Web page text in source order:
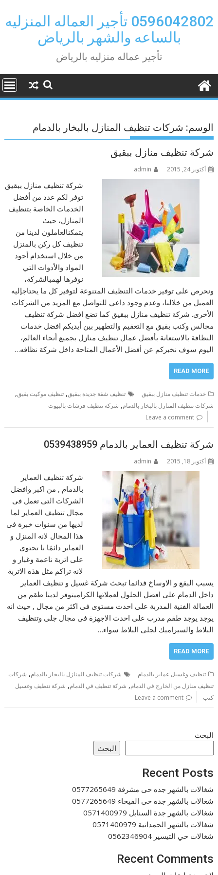
to
content
0596042802 تأجير العماله المنزليه
بالساعه والشهر بالرياض
تأجير عماله منزليه بالرياض
الوسم: شركات تنظيف المنازل بالبخار بالدمام
شركة تنظيف منازل ببقيق
أكتوبر 24, 2015 admin
شركة تنظيف منازل ببقيق
توفر لكم عدد من أفضل
الخدمات الخاصة بتنظيف
المنازل، حيث
يتمكنالعاملون لدينا من
تنظيف كل ركن بالمنزل
من خلال استخدام أجود
المواد والأدوات التي
نوفرها لهمبالشركة،
ونحرص على توفير خدمات التنظيف المتنوعة لتوفير كل ما يحتاجإليه
العميل من خلالنا، وعدم وجود داعي للتواصل مع المزيد من الشركات
الأخرى. شركة تنظيف منازل ببقيق كما تضع افضل شركة تنظيف
مجالس وكنب بقيق مع التعقيم والتطهير بين أيديكم افضل خدمات
النظافة بالاستعانة بأفضل عمال تنظيف منازل بجميع أنحاء العالم،
اليوم سوف نخبركم عن أفضل الأعمال المتاحة داخل شركة نظافه…
READ MORE
خدمات تنظيف منازل ببقيق تنظيف شقة جديدة ببقيق,تنظيف موكيت بقيق,
شركات تنظيف المنازل بالبخار بالدمام, شركة تنظيف فرشات بالبيوت
Leave a comment
شركة تنظيف العماير بالدمام 0539438959
أكتوبر 18, 2015 admin
شركة تنظيف العماير
بالدمام , من اكبر وافضل
الشركات التى تعمل فى
مجال تنظيف العماير لما
لديها من سنوات خبرة فى
هذا المجال لانه المنزل و
العماير دائمًا نا تحتوي
على اتربة ناعمة وغبار و
لانه تراكم مثل هذة الاتربة
يسبب البقع و الاوساخ فدائما تبحث شركة غسيل و تنظيف العماير
داخل الدمام على افضل الحلول لعملائها الكراميتوفر لدينا طقم من
العمالة الفنية المدربة على احدث مستوى فى اكثر من مجال , حيث انه
يوجد يوجد طقم مدرب على احدث الاجهزة فى مجال جلى وتنظيف
البلاط والسيراميك لجلى البلاط سواء…
READ MORE
تنظيف وغسيل عماير بالدمام شركات تنظيف المنازل بالبخار بالدمام, شركات
تنظيف منازل من الخارج في الدمام, شركة تنظيف في الدمام, شركة تنظيف وغسيل
كنب
Leave a comment
البحث
البحث
Recent Posts
شغالات بالشهر جده حى مشرفة 0577265649
شغالات بالشهر جده حى الفيحاء 0577265649
شغالات بالشهر جدة السنابل 0571400979
شغالات بالشهر الحمدانية 0571400979
شغالات حي التيسير 0562346904
Recent Comments